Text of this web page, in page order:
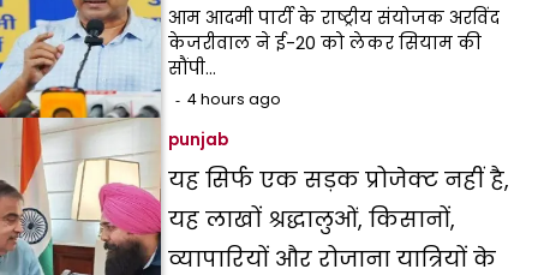
आम आदमी पार्टी के राष्ट्रीय संयोजक अरविंद
केजरीवाल ने ई-20 को लेकर सियाम की
सौंपी…
4 hours ago
punjab
यह सिर्फ एक सड़क प्रोजेक्ट नहीं है,
यह लाखों श्रद्धालुओं, किसानों,
व्यापारियों और रोजाना यात्रियों के